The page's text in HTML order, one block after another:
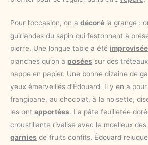
Pour l’occasion, on a décoré la grange :
guirlandes du sapin qui festonnent à
pierre. Une longue table a été improvisée
planches qu’on a posées sur des
nappe en papier. Une bonne dizaine de
yeux émerveillés d’Édouard. Il y en a
frangipane, au chocolat, à la noisette,
les ont apportées. La pâte feuilletée
croustillante rivalise avec le moelleux
garnies de fruits confits. Édouard